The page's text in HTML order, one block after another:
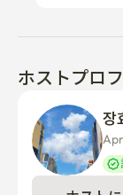
ホストプロ